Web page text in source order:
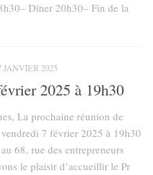
Dîner 20h30– Fin de la
JANVIER 2025
2025 à 19h30
La prochaine réunion de
7 février 2025 à 19h30
68, rue des entrepreneurs
le plaisir d’accueillir le Pr